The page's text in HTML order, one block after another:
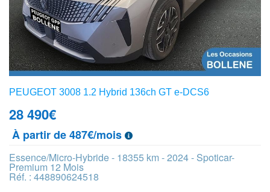
PEUGEOT 3008 1.2 Hybrid 136ch GT e-DCS6
28 490€
À partir de 487€/mois
Essence/Micro-Hybride - 18355 km - 2024 - Spoticar-
Premium 12 Mois
Réf. : 448890624518